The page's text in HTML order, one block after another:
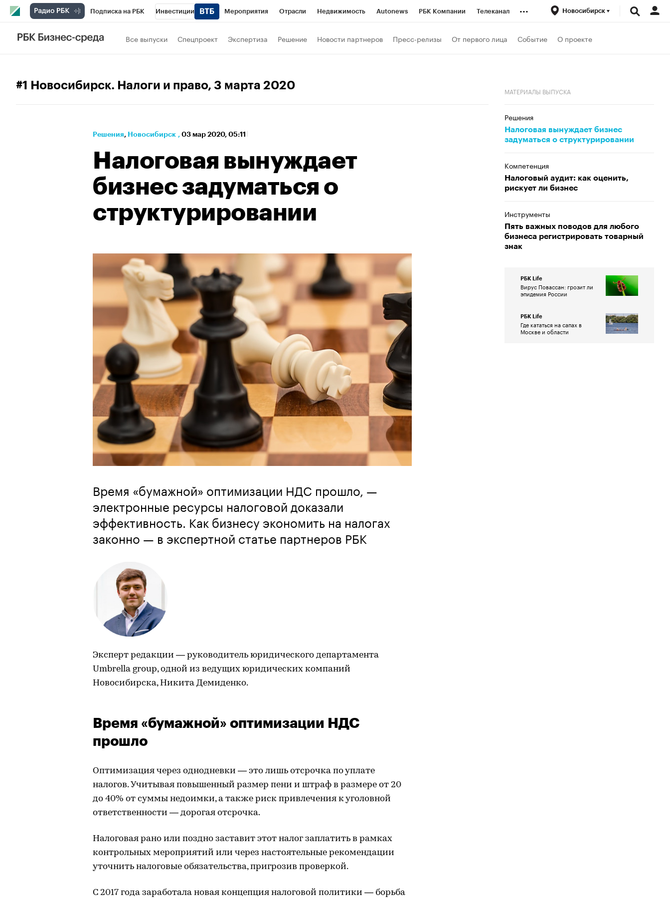
Подписка на РБК Инвестиции Мероприятия Отрасли Недвижимость Autonews РБК Компании Телеканал
РБК Вино
... Новосибирск
Все выпуски Спецпроект Экспертиза Решение Новости партнеров Пресс-релизы От первого лица Событие О проекте
#1 Новосибирск. Налоги и право, 3 марта 2020
Решения⁠, Новосибирск , 03 мар 2020, 05:11
Налоговая вынуждает
бизнес задуматься о
структурировании
Время «бумажной» оптимизации НДС прошло, —
электронные ресурсы налоговой доказали
эффективность. Как бизнесу экономить на налогах
законно — в экспертной статье партнеров РБК
Эксперт редакции — руководитель юридического департамента
Umbrella group, одной из ведущих юридических компаний
Новосибирска, Никита Демиденко.
Время «бумажной» оптимизации НДС
прошло
Оптимизация через однодневки — это лишь отсрочка по уплате
налогов. Учитывая повышенный размер пени и штраф в размере от 20
до 40% от суммы недоимки, а также риск привлечения к уголовной
ответственности — дорогая отсрочка.
Налоговая рано или поздно заставит этот налог заплатить в рамках
контрольных мероприятий или через настоятельные рекомендации
уточнить налоговые обязательства, пригрозив проверкой.
С 2017 года заработала новая концепция налоговой политики — борьба
МАТЕРИАЛЫ ВЫПУСКА
Решения
Налоговая вынуждает бизнес
задуматься о структурировании
Компетенция
Налоговый аудит: как оценить,
рискует ли бизнес
Инструменты
Пять важных поводов для любого
бизнеса регистрировать товарный
знак
РБК Life
Вирус Повассан: грозит ли
эпидемия России
РБК Life
Где кататься на сапах в
Москве и области